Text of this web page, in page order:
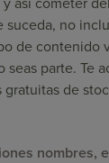
así cometer
suceda, no
de contenido
seas parte. Te
gratuitas de
nombres,